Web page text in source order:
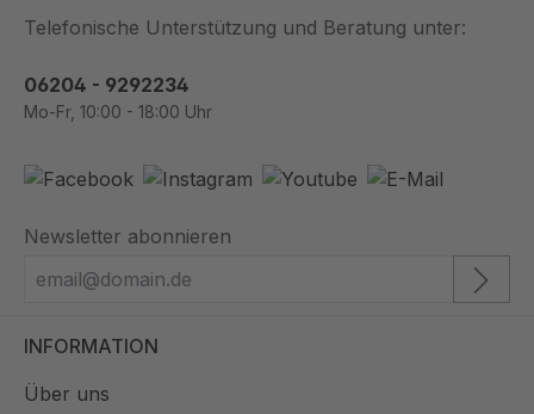
Telefonische Unterstützung und Beratung unter:
06204 - 9292234
Mo-Fr, 10:00 - 18:00 Uhr
Newsletter abonnieren
INFORMATION
Über uns